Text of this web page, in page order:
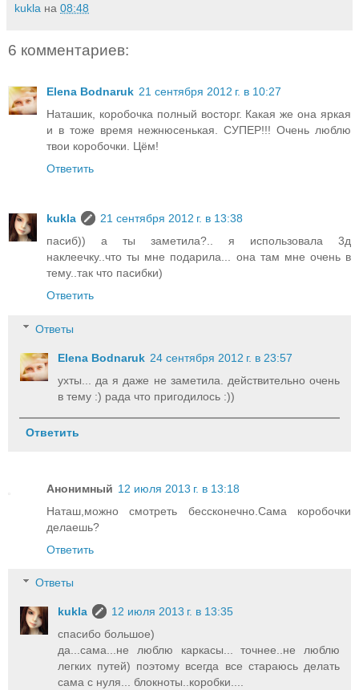
kukla на 08:48
6 комментариев:
Elena Bodnaruk 21 сентября 2012 г. в 10:27
Наташик, коробочка полный восторг. Какая же она яркая
и в тоже время нежнюсенькая. СУПЕР!!! Очень люблю
твои коробочки. Цём!
Ответить
kukla
21 сентября 2012 г. в 13:38
пасиб)) а ты заметила?.. я использовала 3д
наклеечку..что ты мне подарила... она там мне очень в
тему..так что пасибки)
Ответить
Ответы
Elena Bodnaruk 24 сентября 2012 г. в 23:57
ухты... да я даже не заметила. действительно очень
в тему :) рада что пригодилось :))
Ответить
Анонимный 12 июля 2013 г. в 13:18
Наташ,можно смотреть бессконечно.Сама коробочки
делаешь?
Ответить
Ответы
kukla
12 июля 2013 г. в 13:35
спасибо большое)
да...сама...не люблю каркасы... точнее..не люблю
легких путей) поэтому всегда все стараюсь делать
сама с нуля... блокноты..коробки....